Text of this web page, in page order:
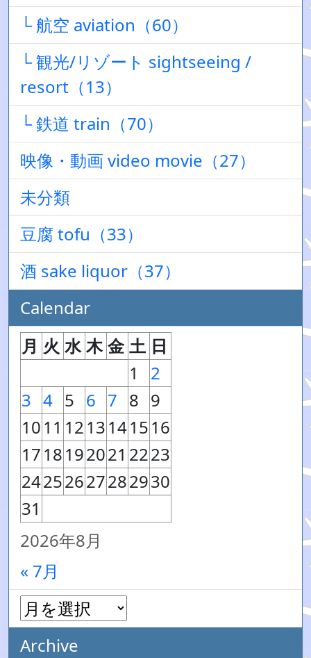
└ 航空 aviation（60）
└ 観光/リゾート sightseeing /
resort（13）
└ 鉄道 train（70）
映像・動画 video movie（27）
未分類
豆腐 tofu（33）
酒 sake liquor（37）
Calendar
2026年8月
月 火 水 木 金 土 日
1
2
3 4 5 6 7 8 9
1011 1213141516
1718192021 2223
24252627282930
31
« 7月
Archive